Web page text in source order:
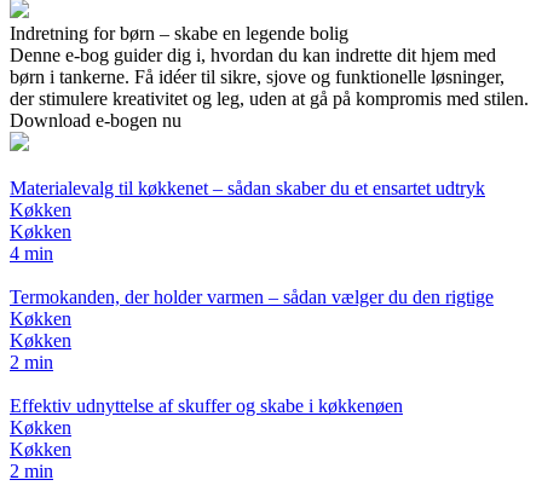
Indretning for børn – skabe en legende bolig
Denne e-bog guider dig i, hvordan du kan indrette dit hjem med
børn i tankerne. Få idéer til sikre, sjove og funktionelle løsninger,
der stimulere kreativitet og leg, uden at gå på kompromis med stilen.
Download e-bogen nu
Materialevalg til køkkenet – sådan skaber du et ensartet udtryk
Køkken
Køkken
4 min
Termokanden, der holder varmen – sådan vælger du den rigtige
Køkken
Køkken
2 min
Effektiv udnyttelse af skuffer og skabe i køkkenøen
Køkken
Køkken
2 min